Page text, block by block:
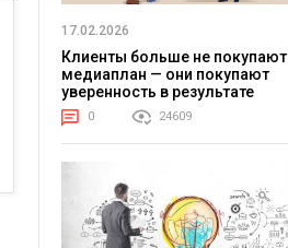
17.02.2026
Клиенты больше не покупают
медиаплан — они покупают
уверенность в результате
0 24609